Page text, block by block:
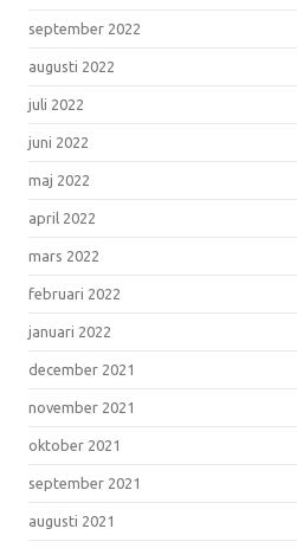
september 2022
augusti 2022
juli 2022
juni 2022
maj 2022
april 2022
mars 2022
februari 2022
januari 2022
december 2021
november 2021
oktober 2021
september 2021
augusti 2021